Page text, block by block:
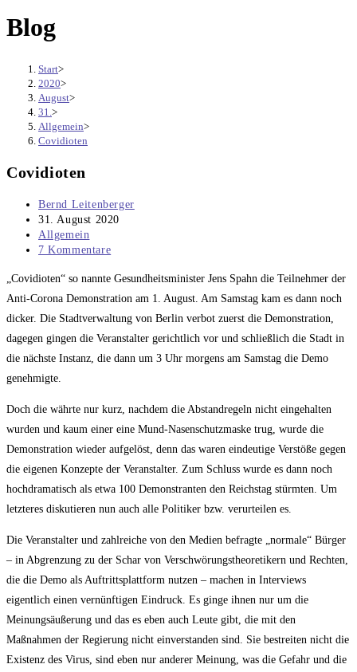
Blog
Start>
2020>
August>
31. >
Allgemein>
Covidioten
Covidioten
Beitrags-
Autor:
Bernd Leitenberger
Beitrag
veröffentlicht:
31. August 2020
Beitrags-
Kategorie:
Allgemein
Beitrags-
7 Kommentare
„Covidioten“ so nannte Gesundheitsminister Jens Spahn die Teilnehmer der
Anti-Corona Demonstration am 1. August. Am Samstag kam es dann noch
dicker. Die Stadtverwaltung von Berlin verbot zuerst die Demonstration,
dagegen gingen die Veranstalter gerichtlich vor und schließlich die Stadt in
die nächste Instanz, die dann um 3 Uhr morgens am Samstag die Demo
genehmigte.
Doch die währte nur kurz, nachdem die Abstandregeln nicht eingehalten
wurden und kaum einer eine Mund-Nasenschutzmaske trug, wurde die
Demonstration wieder aufgelöst, denn das waren eindeutige Verstöße gegen
die eigenen Konzepte der Veranstalter. Zum Schluss wurde es dann noch
hochdramatisch als etwa 100 Demonstranten den Reichstag stürmten. Um
letzteres diskutieren nun auch alle Politiker bzw. verurteilen es.
Die Veranstalter und zahlreiche von den Medien befragte „normale“ Bürger
– in Abgrenzung zu der Schar von Verschwörungstheoretikern und Rechten,
die die Demo als Auftrittsplattform nutzen – machen in Interviews
eigentlich einen vernünftigen Eindruck. Es ginge ihnen nur um die
Meinungsäußerung und das es eben auch Leute gibt, die mit den
Maßnahmen der Regierung nicht einverstanden sind. Sie bestreiten nicht die
Existenz des Virus, sind eben nur anderer Meinung, was die Gefahr und die